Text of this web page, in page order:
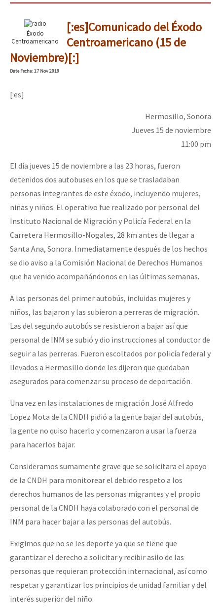
Éxodo
Centroamericano
[:es]Comunicado del Éxodo
Centroamericano (15 de
Noviembre)[:]
DateFecha: 17 Nov 2018
[:es]
Hermosillo, Sonora
Jueves 15 de noviembre
11:00 pm
El día jueves 15 de noviembre a las 23 horas, fueron
detenidos dos autobuses en los que se trasladaban
personas integrantes de este éxodo, incluyendo mujeres,
niñas y niños. El operativo fue realizado por personal del
Instituto Nacional de Migración y Policía Federal en la
Carretera Hermosillo-Nogales, 28 km antes de llegar a
Santa Ana, Sonora. Inmediatamente después de los hechos
se dio aviso a la Comisión Nacional de Derechos Humanos
que ha venido acompañándonos en las últimas semanas.
A las personas del primer autobús, incluidas mujeres y
niños, las bajaron y las subieron a perreras de migración.
Las del segundo autobús se resistieron a bajar así que
personal de INM se subió y dio instrucciones al conductor de
seguir a las perreras. Fueron escoltados por policía federal y
llevados a Hermosillo donde les dijeron que quedaban
asegurados para comenzar su proceso de deportación.
Una vez en las instalaciones de migración José Alfredo
Lopez Mota de la CNDH pidió a la gente bajar del autobús,
la gente no quiso hacerlo y comenzaron a usar la fuerza
para hacerlos bajar.
Consideramos sumamente grave que se solicitara el apoyo
de la CNDH para monitorear el debido respeto a los
derechos humanos de las personas migrantes y el propio
personal de la CNDH haya colaborado con el personal de
INM para hacer bajar a las personas del autobús.
Exigimos que no se les deporte ya que se tiene que
garantizar el derecho a solicitar y recibir asilo de las
personas que requieran protección internacional, así como
respetar y garantizar los principios de unidad familiar y del
interés superior del niño.